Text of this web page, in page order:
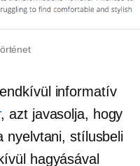
informatív
, azt javasolja, hogy
nyelvtani, stílusbeli
hagyásával